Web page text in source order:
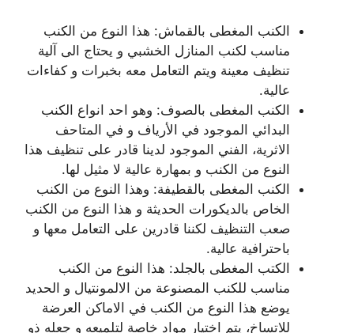
الكنب المغطى بالقماش: هذا النوع من الكنب
مناسب لكنب المنازل الخشبي و يحتاج الى آلية
تنظيف معينة ويتم التعامل معه بخبرات و كفاءات
عالية.
الكنب المغطى بالصوف: وهو احد انواع الكنب
البدائي الموجود في الأرياف و في المتاحف
الاثرية، الفني الموجود لدينا قادر على تنظيف هذا
النوع من الكنب و بمهارة عالية لا مثيل لها.
الكنب المغطى بالقطيفة: وهذا النوع من الكنب
الخاص بالديكورات الحديثة و هذا النوع من الكنب
صعب التنظيف لكننا قادرين على التعامل معها و
باحترافية عالية.
الكتب المغطى بالجلد: هذا النوع من الكنب
مناسب للكنب المصنوعة من الالمونتيال و الحديد
يوضع هذا النوع من الكنب في الاماكن العرضة
للاتساخ، يتم اختيار مواد خاصة لتلميعه و جعله ذو